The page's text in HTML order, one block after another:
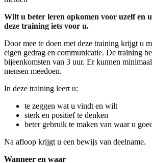
Wilt u beter leren opkomen voor uzelf en
deze training iets voor u.
Door mee te doen met deze training krijgt u
eigen gedrag en communicatie. De training
bijeenkomsten van 3 uur. Er kunnen
mensen meedoen.
In deze training leert u:
te zeggen wat u vindt en wilt
sterk en positief te denken
beter gebruik te maken van waar u
Na afloop krijgt u een bewijs van deelname.
Wanneer en waar